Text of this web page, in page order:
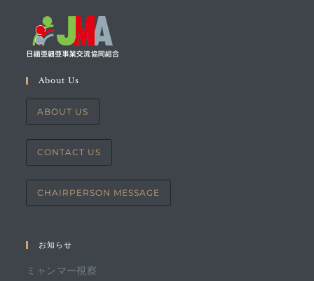
About Us
ABOUT US
CONTACT US
CHAIRPERSON MESSAGE
お知らせ
ミャンマー視察